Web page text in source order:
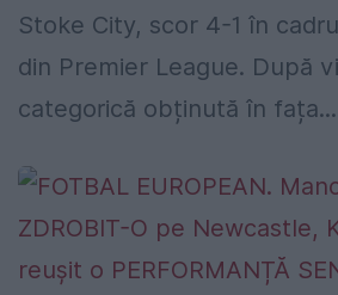
Stoke City, scor 4-1 în
din Premier League. După
categorică obținută în fața...